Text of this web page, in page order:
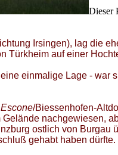
Dieser
Irsingen), lag die
Türkheim auf einer
einmalige Lage - war
Escone/Biessenhofen-
nachgewiesen,
ostlich von Burgau
gehabt haben dürfte.